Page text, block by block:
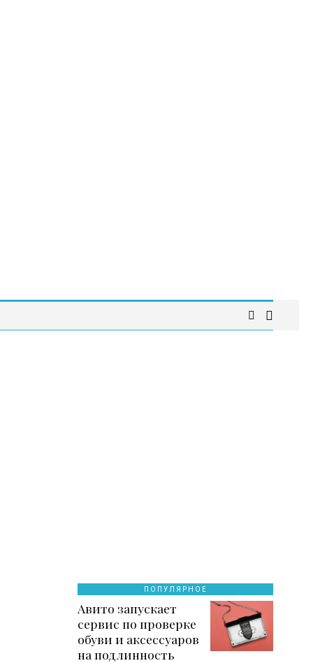
ПОПУЛЯРНОЕ
Авито запускает
сервис по проверке
обуви и аксессуаров
на подлинность